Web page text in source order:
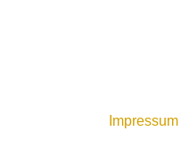
Impressum|